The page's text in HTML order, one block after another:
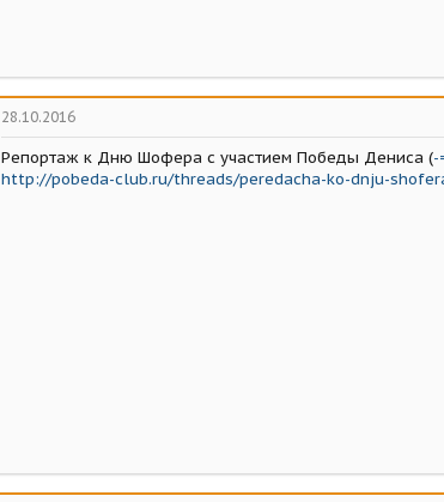
28.10.2016
Репортаж к Дню Шофера с участием Победы Дениса (-
http://pobeda-club.ru/threads/peredacha-ko-dnju-